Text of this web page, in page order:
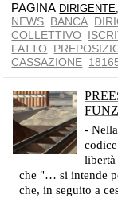
PAGINA
NEWS BANCA
COLLETTIVO
FATTO
CASSAZIONE
-
libertà
che "… si intende
che, in seguito a